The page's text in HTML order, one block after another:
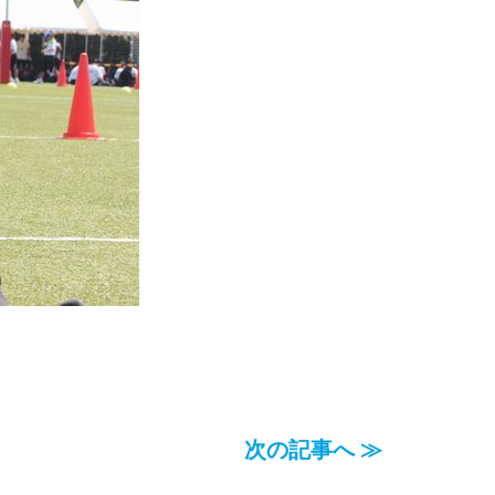
次の記事へ ≫